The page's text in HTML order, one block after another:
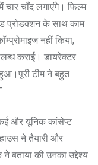
चाँद लगाएंगे। फिल्म
प्रोडक्शन के साथ काम
नहीं किया,
कराई। डायरेक्टर
टीम ने बहुत
कई और यूनिक कांसेप्ट
ने तैयारी और
बताया की उनका उद्देश्य